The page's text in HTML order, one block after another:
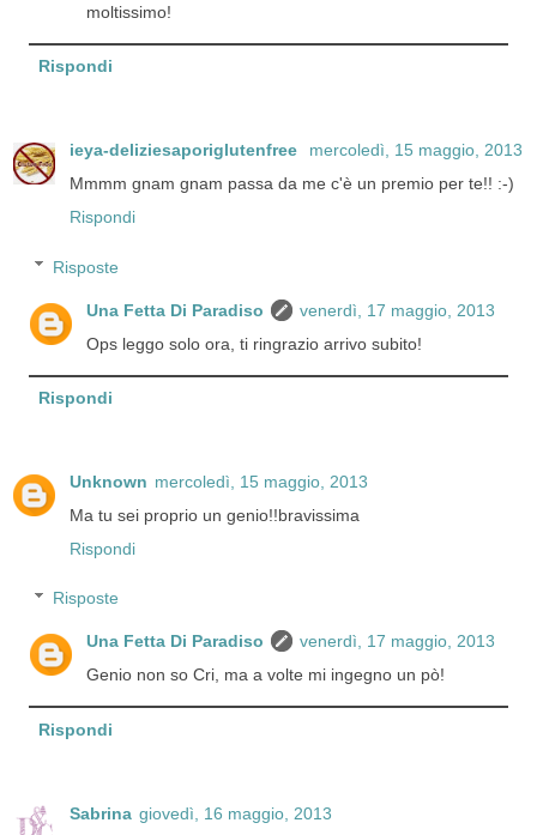
moltissimo!
Rispondi
ieya-deliziesaporiglutenfree
mercoledì, 15 maggio, 2013
Mmmm gnam gnam passa da me c'è un premio per te!! :-)
Rispondi
Risposte
Una Fetta Di Paradiso
venerdì, 17 maggio, 2013
Ops leggo solo ora, ti ringrazio arrivo subito!
Rispondi
Unknown mercoledì, 15 maggio, 2013
Ma tu sei proprio un genio!!bravissima
Rispondi
Risposte
Una Fetta Di Paradiso
venerdì, 17 maggio, 2013
Genio non so Cri, ma a volte mi ingegno un pò!
Rispondi
Sabrina giovedì, 16 maggio, 2013